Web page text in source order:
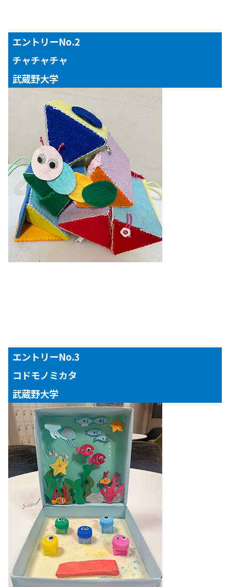
【対象年齢】 １～３歳児
エントリーNo.2
チャチャチャ
武蔵野大学
【対象年齢】１～３歳児
エントリーNo.3
コドモノミカタ
武蔵野大学